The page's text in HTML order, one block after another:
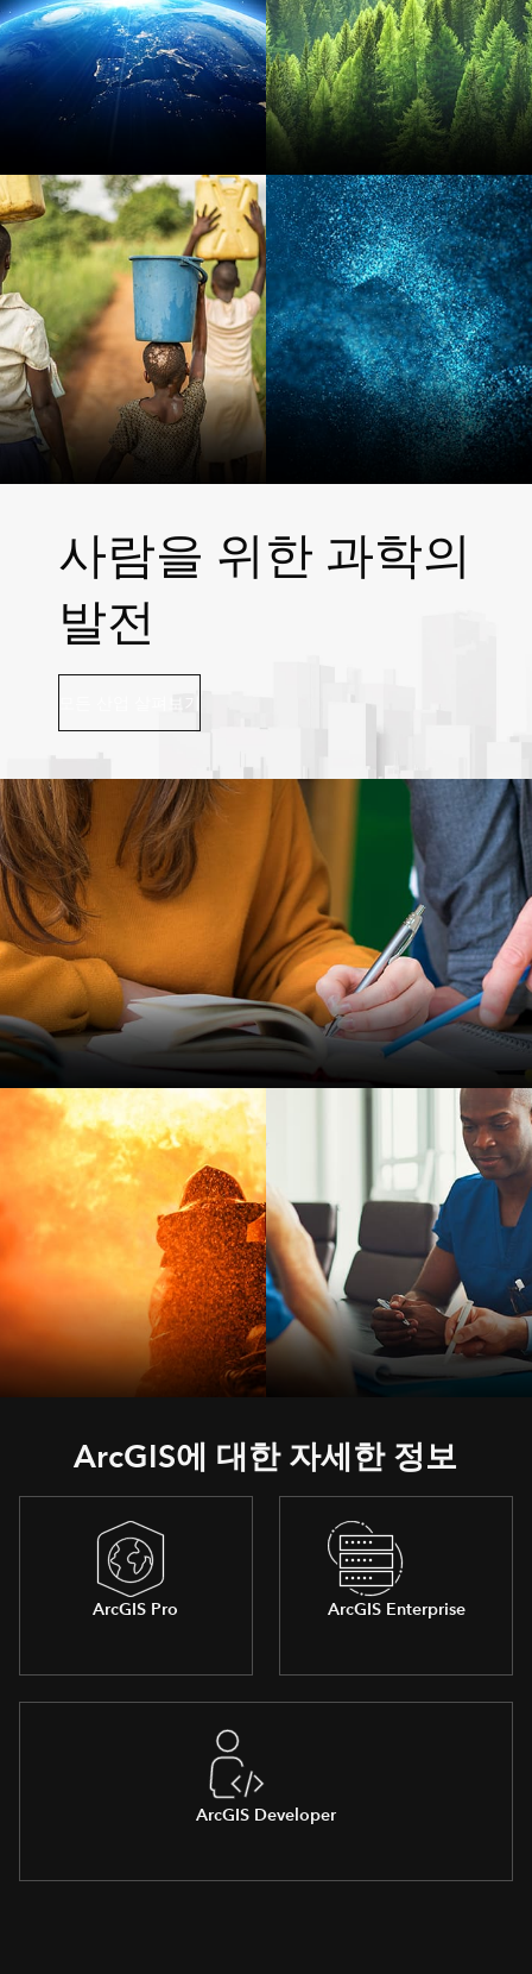
지구 과학 천연자원
사람을 위한 과학의
발전
고등 교육
ArcGIS에 대한 자세한 정보
ArcGIS Pro ArcGIS Enterprise
ArcGIS Developer